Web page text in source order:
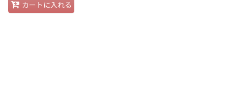
カートに入れる